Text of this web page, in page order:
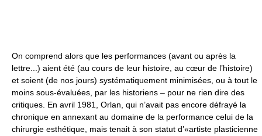
On comprend alors que les performances (avant ou après la
lettre...) aient été (au cours de leur histoire, au cœur de l’histoire)
et soient (de nos jours) systématiquement minimisées, ou à tout le
moins sous-évaluées, par les historiens – pour ne rien dire des
critiques. En avril 1981, Orlan, qui n’avait pas encore défrayé la
chronique en annexant au domaine de la performance celui de la
chirurgie esthétique, mais tenait à son statut d’«artiste plasticienne